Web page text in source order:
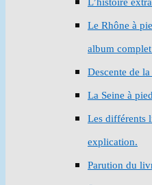
Le Rhône à
album
Descente de
La Seine à
Les différents
explication.
Parution du